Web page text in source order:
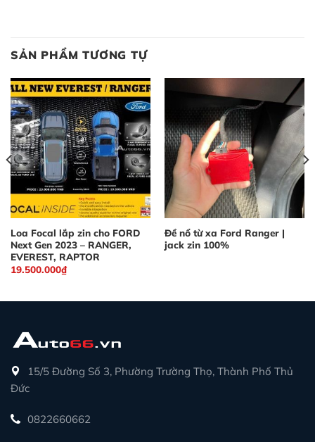
SẢN PHẨM TƯƠNG TỰ
Loa Focal lắp zin cho FORD
Next Gen 2023 – RANGER,
EVEREST, RAPTOR
19.500.000₫
Đề nổ từ xa Ford Ranger |
jack zin 100%
15/5 Đường Số 3, Phường Trường Thọ, Thành Phố Thủ
Đức
0822660662